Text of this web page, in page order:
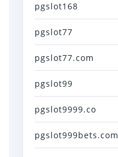
pgslot168
pgslot77
pgslot77.com
pgslot99
pgslot9999.co
pgslot999bets.com